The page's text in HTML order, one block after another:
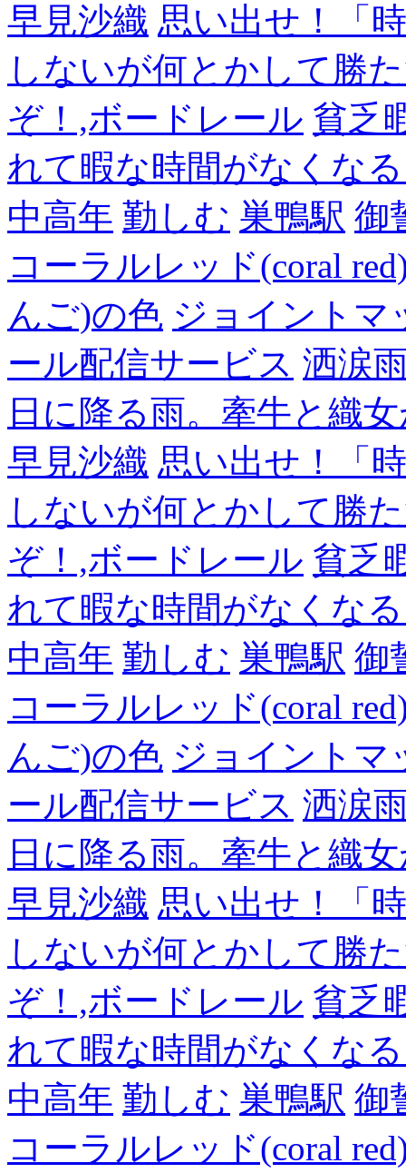
早見沙織 思い出せ！「
しないが何とかして勝
ぞ！,ボードレール 貧乏
れて暇な時間がなくな
中高年 勤しむ 巣鴨駅 御
コーラルレッド(coral
んご)の色 ジョイントマ
ール配信サービス 洒涙
日に降る雨。牽牛と織
早見沙織 思い出せ！「
しないが何とかして勝
ぞ！,ボードレール 貧乏
れて暇な時間がなくな
中高年 勤しむ 巣鴨駅 御
コーラルレッド(coral
んご)の色 ジョイントマ
ール配信サービス 洒涙
日に降る雨。牽牛と織
早見沙織 思い出せ！「
しないが何とかして勝
ぞ！,ボードレール 貧乏
れて暇な時間がなくな
中高年 勤しむ 巣鴨駅 御
コーラルレッド(coral